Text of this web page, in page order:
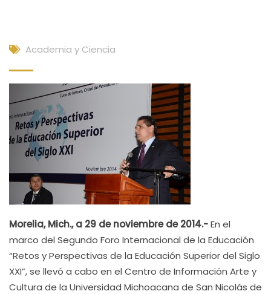
Academia y Ciencia
Morelia, Mich., a 29 de noviembre de 2014.-En el
marco del Segundo Foro Internacional de la Educación
“Retos y Perspectivas de la Educación Superior del Siglo
XXI”, se llevó a cabo en el Centro de Información Arte y
Cultura de la Universidad Michoacana de San Nicolás de